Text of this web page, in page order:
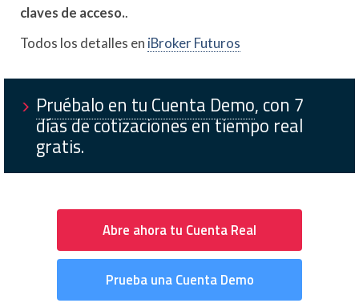
claves de acceso..
Todos los detalles en iBroker Futuros
Pruébalo en tu Cuenta Demo, con 7
días de cotizaciones en tiempo real
gratis.
Abre ahora tu Cuenta Real
Prueba una Cuenta Demo